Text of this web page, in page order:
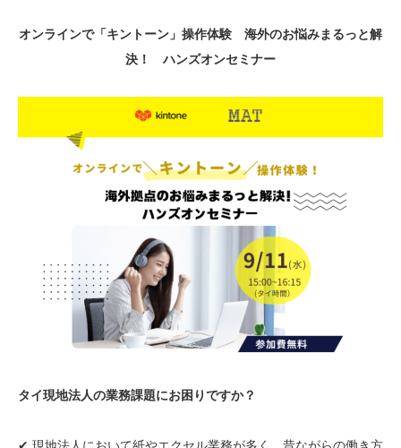
オンラインで「キントーン」操作体験 海外のお悩みまるっと解
決！ハンズオンセミナー
タイ現地法人の業務課題にお困りですか？